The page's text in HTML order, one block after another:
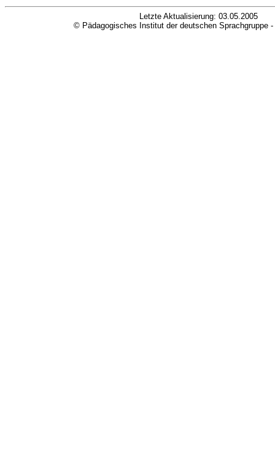
Letzte Aktualisierung: 03.05.2005
© Pädagogisches Institut der deutschen Sprachgruppe